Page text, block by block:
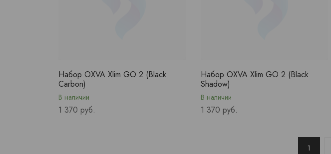
Набор OXVA Xlim GO 2 (Black
Carbon)
В наличии
Price
1 370 руб.
Набор OXVA Xlim GO 2 (Black
Shadow)
В наличии
Price
1 370 руб.
1